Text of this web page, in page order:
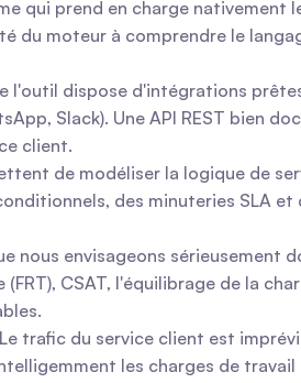
qui prend en charge
du moteur à comprendre le
l'outil dispose d'intégrations
Slack). Une API REST bien
client.
de modéliser la logique de
des minuteries SLA et
nous envisageons
CSAT, l'équilibrage de la
Le trafic du service client est
les charges de